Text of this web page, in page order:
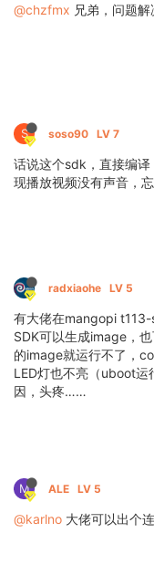
@chzfmx 兄弟，问题
S soso90 LV 7
话说这个sdk，直接编
现播放视频没有声音，
radxiaohe LV 5
有大佬在mangopi
SDK可以生成image，
的image就运行不了，
LED灯也不亮（uboot运
因，头疼……
M ALE LV 5
@karlno 大佬可以出个